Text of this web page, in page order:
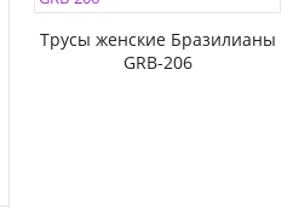
Трусы женские Бразилианы
GRB-206